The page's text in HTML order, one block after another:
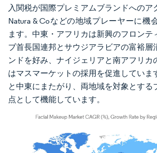
入関税が国際プレミアムブランドへのア
Natura & Coなどの地域プレーヤーに機
ます。中東・アフリカは新興のフロンテ
ブ首長国連邦とサウジアラビアの富裕層
ンドを好み、ナイジェリアと南アフリカ
はマスマーケットの採用を促進していま
と中東にまたがり、両地域を対象とする
点として機能しています。